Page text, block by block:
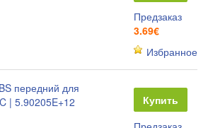
Предзаказ
3.69€
Избранное
передний для
| 5.90205E+12
Купить